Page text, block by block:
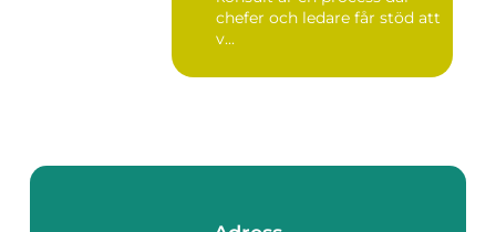
chefer och ledare får stöd att
v...